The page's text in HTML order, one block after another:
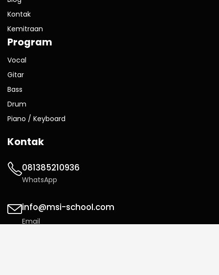
Kontak
Kemitraan
Program
Vocal
Gitar
Bass
Drum
Piano / Keyboard
Kontak
081385210936
WhatsApp
info@msi-school.com
Email